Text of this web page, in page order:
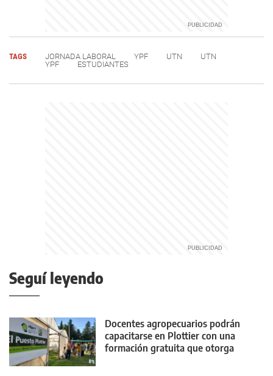
TAGS JORNADA LABORAL YPF UTN
UTN
YPF
ESTUDIANTES
Seguí leyendo
Docentes agropecuarios podrán
capacitarse en Plottier con una
formación gratuita que otorga